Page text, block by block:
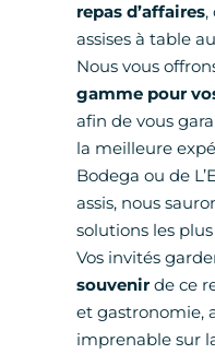
repas d’affaires,
assises à table
Nous vous
gamme pour
afin de vous
la meilleure
Bodega ou de
assis, nous
solutions les
Vos invités
souvenirde ce
et gastronomie,
imprenable sur